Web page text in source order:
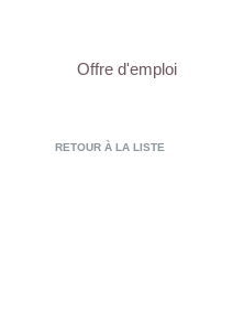
Offre d'emploi
RETOUR À LA LISTE